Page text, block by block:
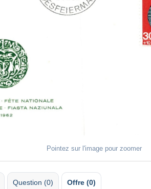
Pointez sur l'image pour zoomer
Question (0) Offre (0)